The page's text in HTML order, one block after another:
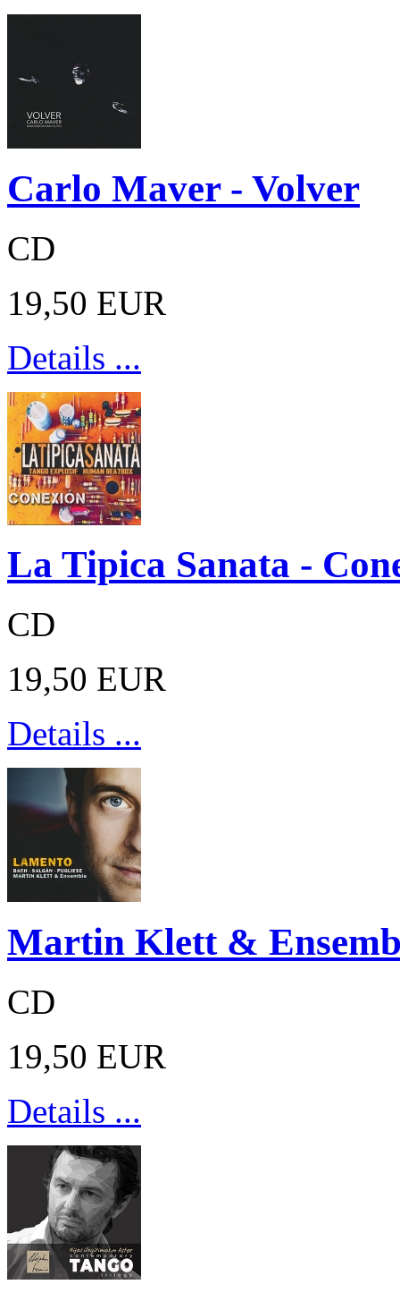
Carlo Maver - Volver
CD
19,50 EUR
Details ...
La Tipica Sanata -
CD
19,50 EUR
Details ...
Martin Klett &
CD
19,50 EUR
Details ...